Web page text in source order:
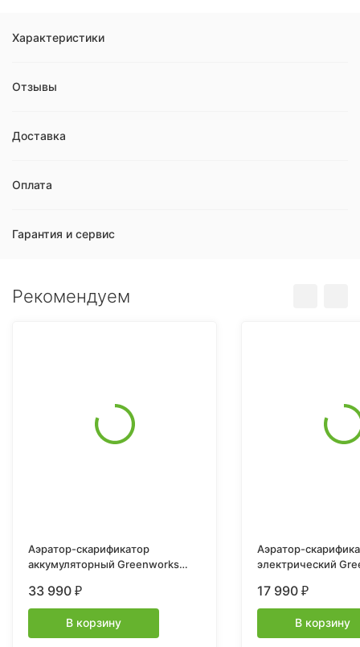
Характеристики
Отзывы
Доставка
Оплата
Гарантия и сервис
Рекомендуем
Аэратор-скарификатор
аккумуляторный Greenworks
бесщеточный, c 1хАКБ 4Ач и ЗУ
33 990 ₽
В корзину
Аэратор-
электрический
17 990 ₽
В корзину